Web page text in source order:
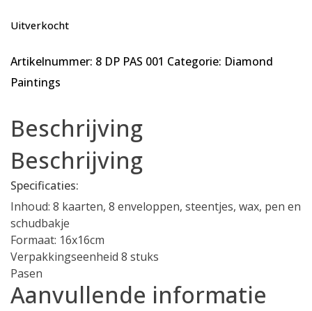
Uitverkocht
Artikelnummer: 8 DP PAS 001 Categorie: Diamond
Paintings
Beschrijving
Beschrijving
Specificaties:
Inhoud: 8 kaarten, 8 enveloppen, steentjes, wax, pen en
schudbakje
Formaat: 16x16cm
Verpakkingseenheid 8 stuks
Pasen
Aanvullende informatie